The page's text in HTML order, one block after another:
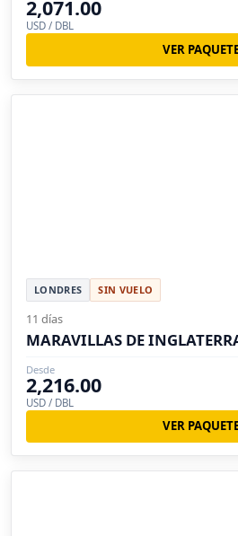
2,071.00
USD / DBL
VER
LONDRES SIN VUELO
11 días
MARAVILLAS DE
Desde
2,216.00
USD / DBL
VER